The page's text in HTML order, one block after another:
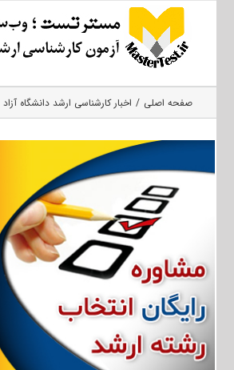
صفحه اصلی اخبار کارشناسی ارشد دانشگاه آزاد